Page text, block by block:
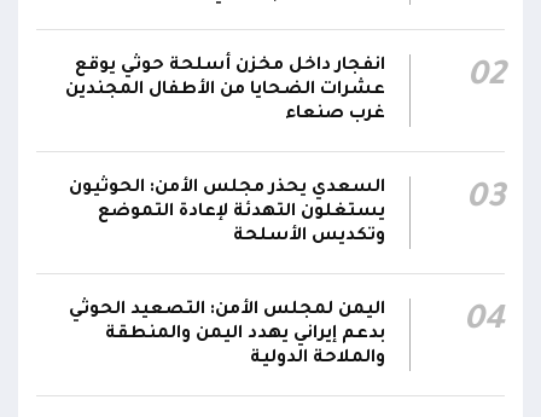
12:22
والجيش يقصف مواقع حوثية ويتصدى للمسيرات
02
انفجار داخل مخزن أسلحة حوثي يوقع
عشرات الضحايا من الأطفال المجندين
غرب صنعاء
03
السعدي يحذر مجلس الأمن: الحوثيون
يستغلون التهدئة لإعادة التموضع
وتكديس الأسلحة
04
اليمن لمجلس الأمن: التصعيد الحوثي
بدعم إيراني يهدد اليمن والمنطقة
والملاحة الدولية